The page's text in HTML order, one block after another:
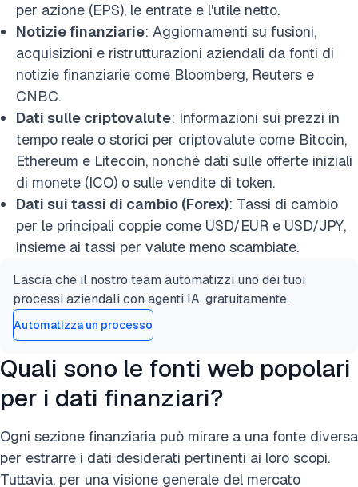
per azione (EPS), le entrate e l'utile netto.
Notizie finanziarie: Aggiornamenti su fusioni,
acquisizioni e ristrutturazioni aziendali da fonti di
notizie finanziarie come Bloomberg, Reuters e
CNBC.
Dati sulle criptovalute: Informazioni sui prezzi in
tempo reale o storici per criptovalute come Bitcoin,
Ethereum e Litecoin, nonché dati sulle offerte iniziali
di monete (ICO) o sulle vendite di token.
Dati sui tassi di cambio (Forex): Tassi di cambio
per le principali coppie come USD/EUR e USD/JPY,
insieme ai tassi per valute meno scambiate.
Lascia che il nostro team automatizzi uno dei tuoi
processi aziendali con agenti IA, gratuitamente.
Automatizza un processo
Quali sono le fonti web popolari
per i dati finanziari?
Ogni sezione finanziaria può mirare a una fonte diversa
per estrarre i dati desiderati pertinenti ai loro scopi.
Tuttavia, per una visione generale del mercato